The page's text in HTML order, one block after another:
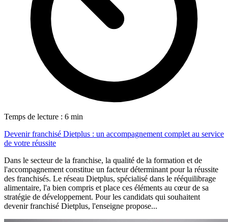
Temps de lecture : 6 min
Devenir franchisé Dietplus : un accompagnement complet au service
de votre réussite
Dans le secteur de la franchise, la qualité de la formation et de
l'accompagnement constitue un facteur déterminant pour la réussite
des franchisés. Le réseau Dietplus, spécialisé dans le rééquilibrage
alimentaire, l'a bien compris et place ces éléments au cœur de sa
stratégie de développement. Pour les candidats qui souhaitent
devenir franchisé Dietplus, l'enseigne propose...